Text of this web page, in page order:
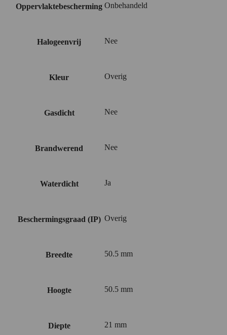
Oppervlaktebescherming Onbehandeld
Halogeenvrij Nee
Kleur Overig
Gasdicht Nee
Brandwerend Nee
Waterdicht Ja
Beschermingsgraad (IP) Overig
Breedte 50.5 mm
Hoogte 50.5 mm
Diepte 21 mm